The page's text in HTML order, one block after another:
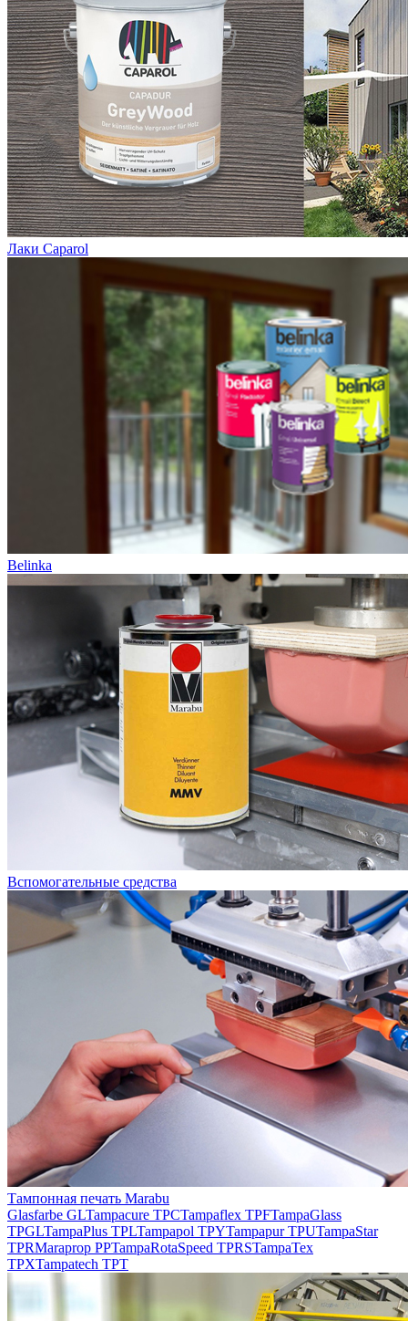
Лаки Caparol
Belinka
Вспомогательные средства
Тампонная печать Marabu
Glasfarbe GLTampacure TPCTampaflex TPFTampaGlass
TPGLTampaPlus TPLTampapol TPYTampapur TPUTampaStar
TPRMaraprop PPTampaRotaSpeed TPRSTampaTex
TPXTampatech TPT